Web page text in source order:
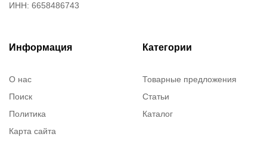
ИНН: 6658486743
Информация
О нас
Поиск
Политика
Карта сайта
Категории
Товарные предложения
Статьи
Каталог